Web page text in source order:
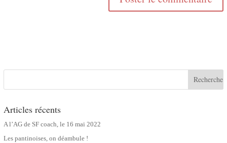
Articles récents
A l’AG de SF coach, le 16 mai 2022
Les pantinoises, on déambule !